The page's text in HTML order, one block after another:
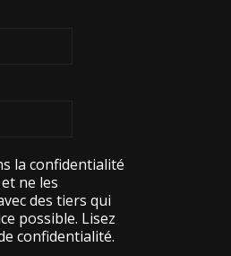
la confidentialité
ne les
des tiers qui
possible. Lisez
confidentialité.